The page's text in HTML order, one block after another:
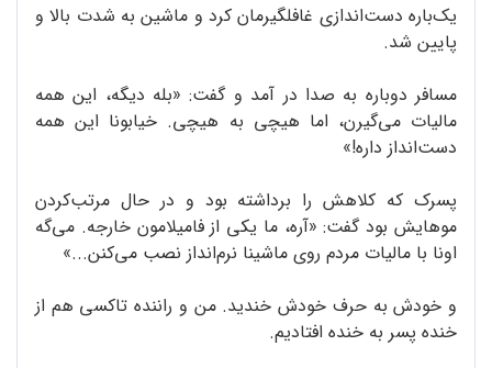
یک‌باره دست‌اندازی غافلگیرمان کرد و ماشین به شدت بالا و
پایین شد.
مسافر دوباره به صدا در آمد و گفت: «بله دیگه، این همه
مالیات می‌گیرن، اما هیچی به هیچی. خیابونا این همه
دست‌انداز داره!»
پسرک که کلاهش را برداشته بود و در حال مرتب‌کردن
موهایش بود گفت: «آره، ما یکی از فامیلامون خارجه. می‌گه
اونا با مالیات مردم روی ماشینا نرم‌انداز نصب می‌کنن...»
و خودش به حرف خودش خندید. من و راننده تاکسی هم از
خنده پسر به خنده افتادیم.